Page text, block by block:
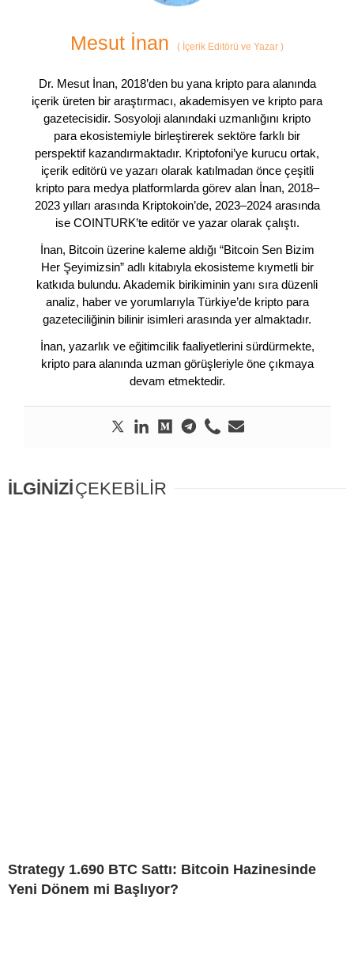
Mesut İnan ( İçerik Editörü ve Yazar )
Dr. Mesut İnan, 2018’den bu yana kripto para alanında
içerik üreten bir araştırmacı, akademisyen ve kripto para
gazetecisidir. Sosyoloji alanındaki uzmanlığını kripto
para ekosistemiyle birleştirerek sektöre farklı bir
perspektif kazandırmaktadır. Kriptofoni’ye kurucu ortak,
içerik editörü ve yazarı olarak katılmadan önce çeşitli
kripto para medya platformlarda görev alan İnan, 2018–
2023 yılları arasında Kriptokoin’de, 2023–2024 arasında
ise COINTURK’te editör ve yazar olarak çalıştı.
İnan, Bitcoin üzerine kaleme aldığı “Bitcoin Sen Bizim
Her Şeyimizsin” adlı kitabıyla ekosisteme kıymetli bir
katkıda bulundu. Akademik birikiminin yanı sıra düzenli
analiz, haber ve yorumlarıyla Türkiye’de kripto para
gazeteciliğinin bilinir isimleri arasında yer almaktadır.
İnan, yazarlık ve eğitimcilik faaliyetlerini sürdürmekte,
kripto para alanında uzman görüşleriyle öne çıkmaya
devam etmektedir.
İLGİNİZİÇEKEBİLİR
Strategy 1.690 BTC Sattı: Bitcoin Hazinesinde
Yeni Dönem mi Başlıyor?